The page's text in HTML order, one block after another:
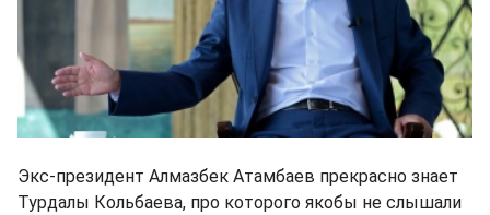
Экс-президент Алмазбек Атамбаев прекрасно знает
Турдалы Кольбаева, про которого якобы не слышали